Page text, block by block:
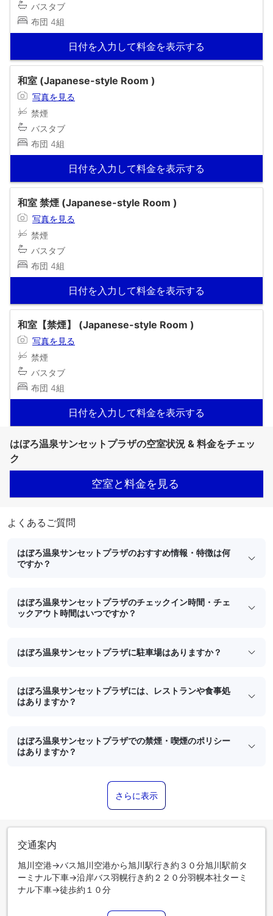
バスタブ
布団 4組
日付を入力して料金を表示する
和室 (Japanese-style Room )
写真を見る
禁煙
バスタブ
布団 4組
日付を入力して料金を表示する
和室 禁煙 (Japanese-style Room )
写真を見る
禁煙
バスタブ
布団 4組
日付を入力して料金を表示する
和室【禁煙】 (Japanese-style Room )
写真を見る
禁煙
バスタブ
布団 4組
日付を入力して料金を表示する
はぼろ温泉サンセットプラザの空室状況 & 料金をチェッ
ク
空室と料金を見る
よくあるご質問
はぼろ温泉サンセットプラザのおすすめ情報・特徴は何
ですか？
はぼろ温泉サンセットプラザのチェックイン時間・チェ
ックアウト時間はいつですか？
はぼろ温泉サンセットプラザに駐車場はありますか？
はぼろ温泉サンセットプラザには、レストランや食事処
はありますか？
はぼろ温泉サンセットプラザでの禁煙・喫煙のポリシー
はありますか？
さらに表示
交通案内
旭川空港→バス旭川空港から旭川駅行き約３０分旭川駅前タ
ーミナル下車→沿岸バス羽幌行き約２２０分羽幌本社ターミ
ナル下車→徒歩約１０分